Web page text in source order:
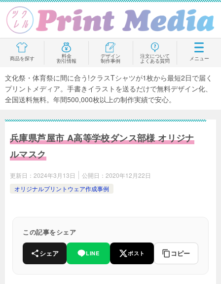
商品を探す 料金
割引情報
デザイン
制作事例
注文について
よくある質問 メニュー
文化祭・体育祭に間に合う!クラスTシャツが1枚から最短2日で届く
プリントメディア。手書きイラストを送るだけで無料デザイン化、
全国送料無料。年間500,000枚以上の制作実績で安心。
兵庫県芦屋市 A高等学校ダンス部様 オリジナ
ルマスク
更新日： 2024年3月13日 公開日： 2020年12月22日
オリジナルプリントウェア作成事例
この記事をシェア
シェア LINE ポスト コピー